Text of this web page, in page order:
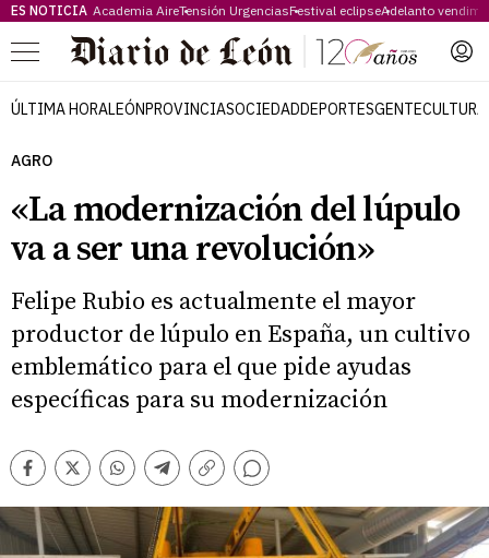
ES NOTICIA Academia AireTensión UrgenciasFestival eclipseAdelanto
Menú
ÚLTIMA HORALEÓNPROVINCIASOCIEDADDEPORTESGENTECULTURA
AGRO
«La modernización del lúpulo
va a ser una revolución»
Felipe Rubio es actualmente el mayor
productor de lúpulo en España, un cultivo
emblemático para el que pide ayudas
específicas para su modernización
Facebook
TwitterWhatsappTelegram
Copiar
Comentarios